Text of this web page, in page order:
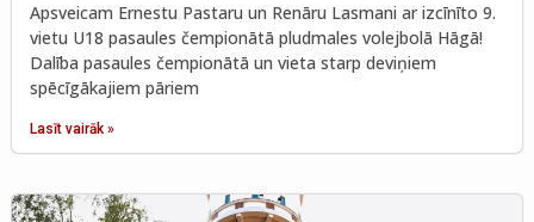
Apsveicam Ernestu Pastaru un Renāru Lasmani ar izcīnīto 9.
vietu U18 pasaules čempionātā pludmales volejbolā Hāgā!
Dalība pasaules čempionātā un vieta starp deviņiem
spēcīgākajiem pāriem
Lasīt vairāk »